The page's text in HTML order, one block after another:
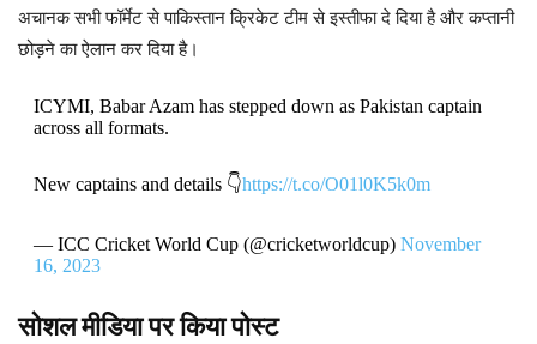
अचानक सभी फॉर्मेट से पाकिस्तान क्रिकेट टीम से इस्तीफा दे दिया है और कप्तानी
छोड़ने का ऐलान कर दिया है।
ICYMI, Babar Azam has stepped down as Pakistan captain
across all formats.
New captains and details 👇https://t.co/O01l0K5k0m
— ICC Cricket World Cup (@cricketworldcup) November
16, 2023
सोशल मीडिया पर किया पोस्ट